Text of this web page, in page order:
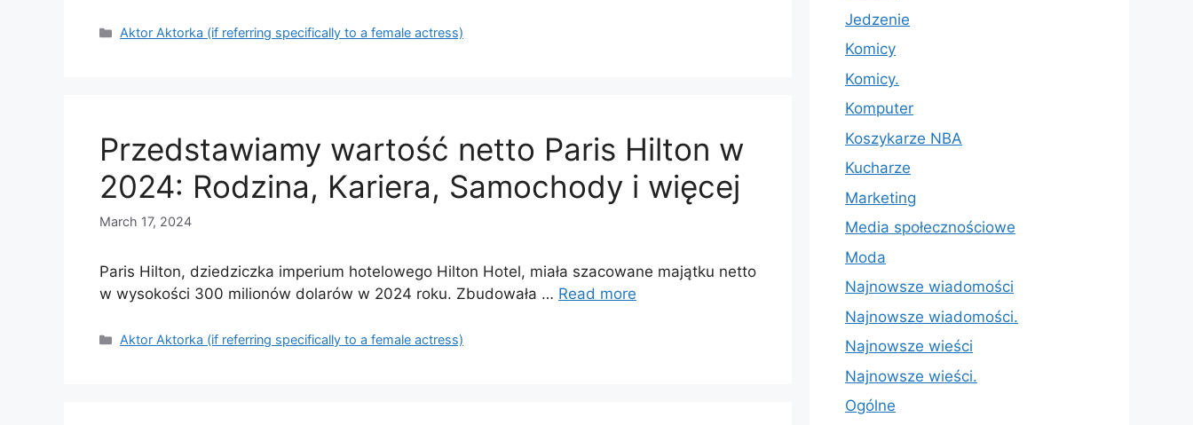
Categories
Aktor Aktorka (if referring specifically to a female actress)
Przedstawiamy wartość netto Paris Hilton w
2024: Rodzina, Kariera, Samochody i więcej
March 17, 2024
Paris Hilton, dziedziczka imperium hotelowego Hilton Hotel, miała szacowane majątku netto
w wysokości 300 milionów dolarów w 2024 roku. Zbudowała … Read more
Categories
Aktor Aktorka (if referring specifically to a female actress)
Jedzenie
Komicy
Komicy.
Komputer
Koszykarze NBA
Kucharze
Marketing
Media społecznościowe
Moda
Najnowsze wiadomości
Najnowsze wiadomości.
Najnowsze wieści
Najnowsze wieści.
Ogólne